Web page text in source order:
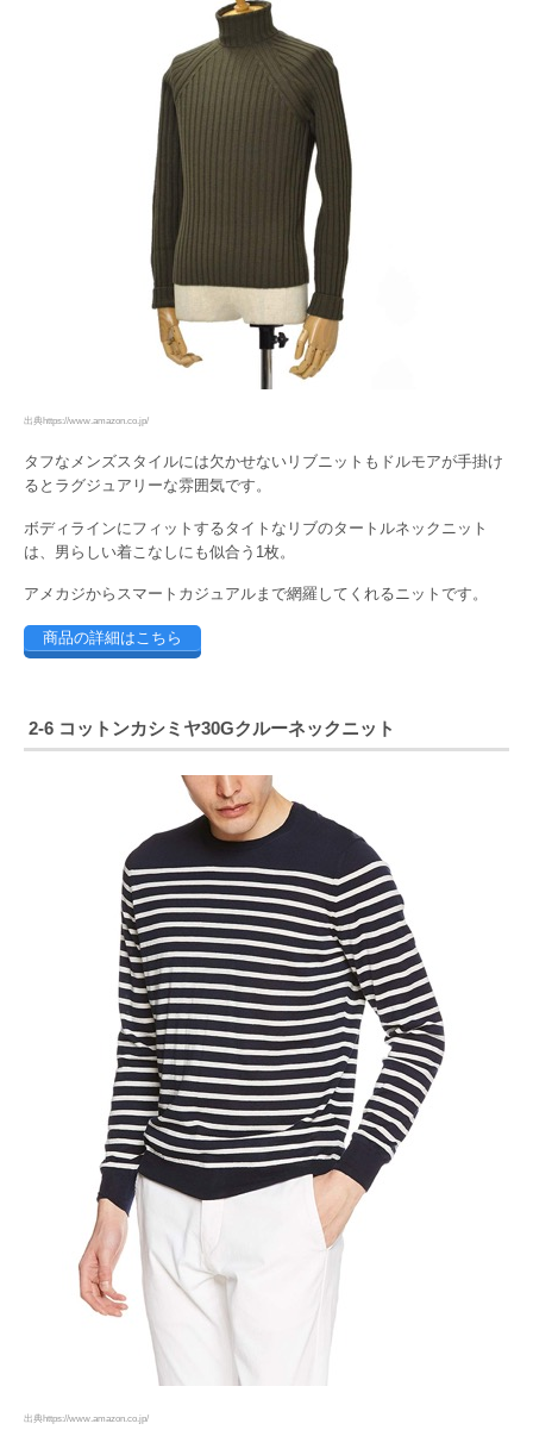
出典https://www.amazon.co.jp/
タフなメンズスタイルには欠かせないリブニットもドルモアが手掛け
るとラグジュアリーな雰囲気です。
ボディラインにフィットするタイトなリブのタートルネックニット
は、男らしい着こなしにも似合う1枚。
アメカジからスマートカジュアルまで網羅してくれるニットです。
商品の詳細はこちら
2-6 コットンカシミヤ30Gクルーネックニット
出典https://www.amazon.co.jp/